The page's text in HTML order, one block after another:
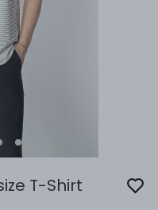
T-Shirt